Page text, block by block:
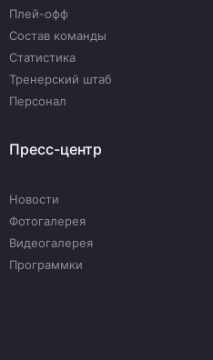
Плей-офф
Состав команды
Статистика
Тренерский штаб
Персонал
Пресс-центр
Новости
Фотогалерея
Видеогалерея
Программки